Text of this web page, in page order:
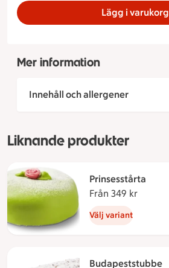
Lägg i varukorg
Mer information
Innehåll och allergener
Liknande produkter
Prinsesstårta
Från 349 kr
Välj variant
Budapeststubbe